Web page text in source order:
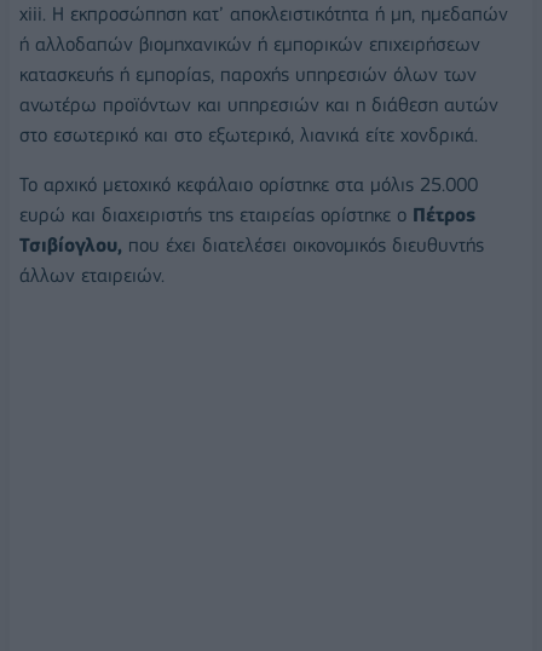
xiii. Η εκπροσώπηση κατ’ αποκλειστικότητα ή μη, ημεδαπών
ή αλλοδαπών βιομηχανικών ή εμπορικών επιχειρήσεων
κατασκευής ή εμπορίας, παροχής υπηρεσιών όλων των
ανωτέρω προϊόντων και υπηρεσιών και η διάθεση αυτών
στο εσωτερικό και στο εξωτερικό, λιανικά είτε χονδρικά.
Το αρχικό μετοχικό κεφάλαιο ορίστηκε στα μόλις 25.000
ευρώ και διαχειριστής της εταιρείας ορίστηκε ο Πέτρος
Τσιβίογλου, που έχει διατελέσει οικονομικός διευθυντής
άλλων εταιρειών.